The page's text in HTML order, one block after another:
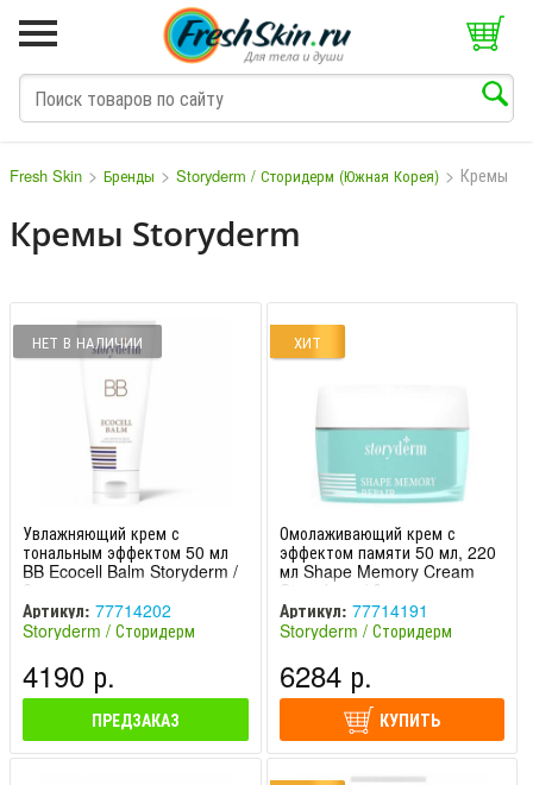
Fresh Skin > Бренды > Storyderm / Сторидерм (Южная Корея) > Кремы
Кремы Storyderm
НЕТ В НАЛИЧИИ
Увлажняющий крем с
тональным эффектом 50 мл
BB Ecocell Balm Storyderm /
Сторидерм
Артикул: 77714202
Storyderm / Сторидерм
4190 р.
ПРЕДЗАКАЗ
ХИТ
Омолаживающий крем с
эффектом памяти 50 мл, 220
мл Shape Memory Cream
Storyderm / Сторидерм
Артикул: 77714191
Storyderm / Сторидерм
6284 р.
КУПИТЬ